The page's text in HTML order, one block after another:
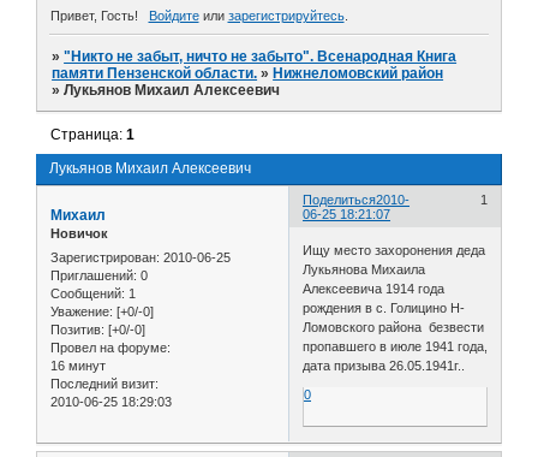
Привет, Гость! Войдитеили зарегистрируйтесь.
»"Никто не забыт, ничто не забыто". Всенародная Книга
памяти Пензенской области. » Нижнеломовский район
»Лукьянов Михаил Алексеевич
Лукьянов Михаил Алексеевич
Страница:1
Поделиться 1
2010-
06-25 18:21:07
Михаил
Новичок
Зарегистрирован: 2010-06-25
Приглашений: 0
Сообщений: 1
Уважение: [+0/-0]
Позитив: [+0/-0]
Провел на форуме:
16 минут
Последний визит:
2010-06-25 18:29:03
Ищу место захоронения деда
Лукьянова Михаила
Алексеевича 1914 года
рождения в с. Голицино Н-
Ломовского района безвести
пропавшего в июле 1941 года,
дата призыва 26.05.1941г..
0